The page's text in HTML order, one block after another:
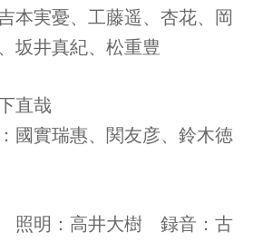
本実憂、工藤遥、杏花、岡
坂井真紀、松重豊
直哉
國實瑞惠、関友彦、鈴木徳
照明：高井大樹 録音：古